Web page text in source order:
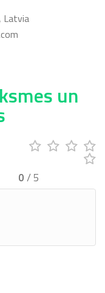
Latvia
un
0/ 5